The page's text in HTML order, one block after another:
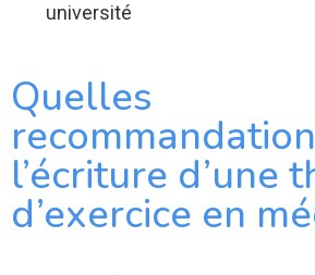
université
Quelles
l’écriture d’une
d’exercice en